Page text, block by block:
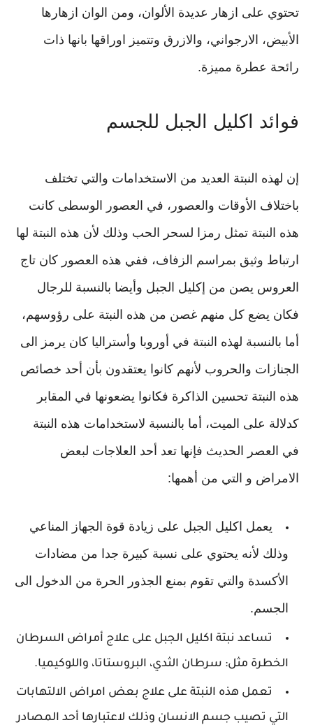
تحتوي على ازهار عديدة الألوان، ومن الوان ازهارها
الأبيض، الارجواني، والازرق وتتميز اوراقها بانها ذات
رائحة عطرة مميزة.
فوائد اكليل الجبل للجسم
إن لهذه النبتة العديد من الاستخدامات والتي تختلف
باختلاف الأوقات والعصور، في العصور الوسطى كانت
هذه النبتة تمثل رمزا لسحر الحب وذلك لأن هذه النبتة لها
ارتباط وثيق بمراسم الزفاف، ففي هذه العصور كان تاج
العروس يصن من إكليل الجبل وأيضا بالنسبة للرجال
فكان يضع كل منهم غصن من هذه النبتة على رؤوسهم،
أما بالنسبة لهذه النبتة في أوروبا وأستراليا كان يرمز الى
الجنازات والحروب لأنهم كانوا يعتقدون بأن أحد خصائص
هذه النبتة تحسين الذاكرة فكانوا يضعونها في المقابر
كدلالة على الميت، أما بالنسبة لاستخدامات هذه النبتة
في العصر الحديث فإنها تعد أحد العلاجات لبعض
الامراض و التي من أهمها:
يعمل اكليل الجبل على زيادة قوة الجهاز المناعي
وذلك لأنه يحتوي على نسبة كبيرة جدا من مضادات
الأكسدة والتي تقوم بمنع الجذور الحرة من الدخول الى
الجسم.
تساعد نبتة اكليل الجبل على علاج أمراض السرطان
الخطرة مثل: سرطان الثدي، البروستاتا، واللوكيميا.
تعمل هذه النبتة على علاج بعض امراض الالتهابات
التي تصيب جسم الانسان وذلك لاعتبارها أحد المصادر